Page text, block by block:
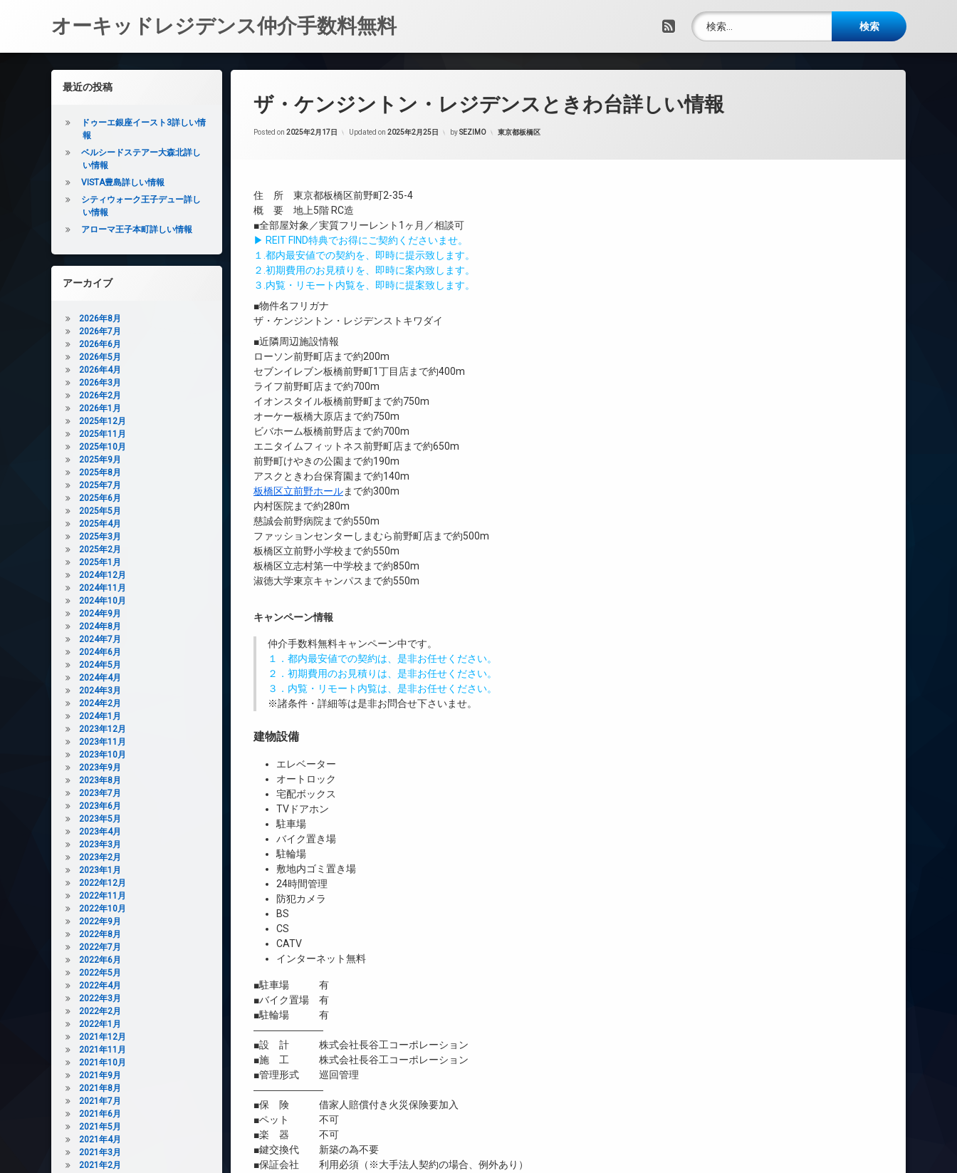
オーキッドレジデンス仲介手数料無料 RSS
検索:
ザ・ケンジントン・レジデンスときわ台詳しい情報
Posted on 2025年2月17日 Updated on 2025年2月25日 bySEZIMO カテゴリー:
東京都板橋区
住 所 東京都板橋区前野町2-35-4
概 要 地上5階 RC造
■全部屋対象／実質フリーレント1ヶ月／相談可
▶ REIT FIND特典でお得にご契約くださいませ。
１.都内最安値での契約を、即時に提示致します。
２.初期費用のお見積りを、即時に案内致します。
３.内覧・リモート内覧を、即時に提案致します。
■物件名フリガナ
ザ・ケンジントン・レジデンストキワダイ
■近隣周辺施設情報
ローソン前野町店まで約200m
セブンイレブン板橋前野町1丁目店まで約400m
ライフ前野町店まで約700m
イオンスタイル板橋前野町まで約750m
オーケー板橋大原店まで約750m
ビバホーム板橋前野店まで約700m
エニタイムフィットネス前野町店まで約650m
前野町けやきの公園まで約190m
アスクときわ台保育園まで約140m
板橋区立前野ホールまで約300m
内村医院まで約280m
慈誠会前野病院まで約550m
ファッションセンターしまむら前野町店まで約500m
板橋区立前野小学校まで約550m
板橋区立志村第一中学校まで約850m
淑徳大学東京キャンパスまで約550m
キャンペーン情報
仲介手数料無料キャンペーン中です。
１．都内最安値での契約は、是非お任せください。
２．初期費用のお見積りは、是非お任せください。
３．内覧・リモート内覧は、是非お任せください。
※諸条件・詳細等は是非お問合せ下さいませ。
建物設備
エレベーター
オートロック
宅配ボックス
TVドアホン
駐車場
バイク置き場
駐輪場
敷地内ゴミ置き場
24時間管理
防犯カメラ
BS
CS
CATV
インターネット無料
■駐車場 有
■バイク置場 有
■駐輪場 有
―――――――
■設 計 株式会社長谷工コーポレーション
■施 工 株式会社長谷工コーポレーション
■管理形式 巡回管理
―――――――
■保 険 借家人賠償付き火災保険要加入
■ペット 不可
■楽 器 不可
■鍵交換代 新築の為不要
■保証会社 利用必須（※大手法人契約の場合、例外あり）
左サイドバー
最近の投稿
ドゥーエ銀座イースト3詳しい情
報
ベルシードステアー大森北詳し
い情報
VISTA豊島詳しい情報
シティウォーク王子デュー詳し
い情報
アローマ王子本町詳しい情報
アーカイブ
2026年8月
2026年7月
2026年6月
2026年5月
2026年4月
2026年3月
2026年2月
2026年1月
2025年12月
2025年11月
2025年10月
2025年9月
2025年8月
2025年7月
2025年6月
2025年5月
2025年4月
2025年3月
2025年2月
2025年1月
2024年12月
2024年11月
2024年10月
2024年9月
2024年8月
2024年7月
2024年6月
2024年5月
2024年4月
2024年3月
2024年2月
2024年1月
2023年12月
2023年11月
2023年10月
2023年9月
2023年8月
2023年7月
2023年6月
2023年5月
2023年4月
2023年3月
2023年2月
2023年1月
2022年12月
2022年11月
2022年10月
2022年9月
2022年8月
2022年7月
2022年6月
2022年5月
2022年4月
2022年3月
2022年2月
2022年1月
2021年12月
2021年11月
2021年10月
2021年9月
2021年8月
2021年7月
2021年6月
2021年5月
2021年4月
2021年3月
2021年2月